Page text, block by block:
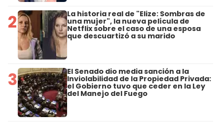
2 La historia real de "Elize: Sombras de
una mujer", la nueva película de
Netflix sobre el caso de una esposa
que descuartizó a su marido
3 El Senado dio media sanción a la
Inviolabilidad de la Propiedad Privada:
el Gobierno tuvo que ceder en la Ley
del Manejo del Fuego